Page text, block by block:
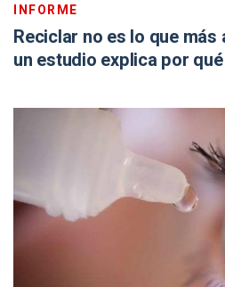
INFORME
Reciclar no es lo que más
un estudio explica por qué